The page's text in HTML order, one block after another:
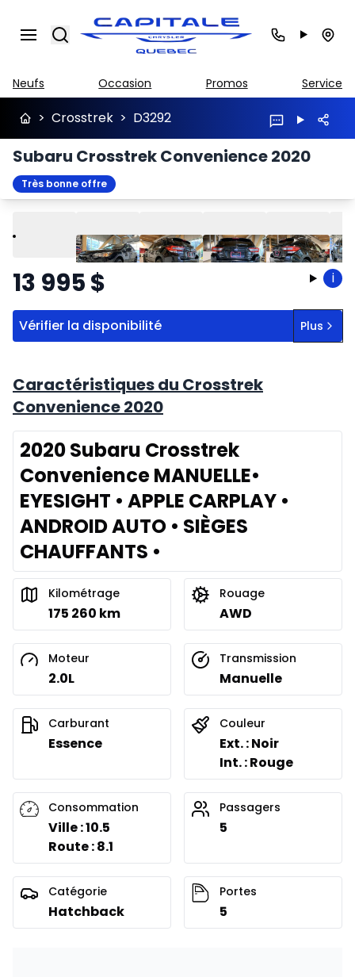
Search
Neufs Occasion Promos Service
> Crosstrek > D3292
Subaru Crosstrek Convenience 2020
Très bonne offre
Lire Précédent
Suivant
13 995$ i
Vérifier la disponibilité Plus
Caractéristiques du Crosstrek
Convenience 2020
2020 Subaru Crosstrek
Convenience MANUELLE•
EYESIGHT • APPLE CARPLAY •
ANDROID AUTO • SIÈGES
CHAUFFANTS •
Kilométrage
175 260 km
Rouage
AWD
Moteur
2.0L
Transmission
Manuelle
Carburant
Essence
Couleur
Ext. : Noir
Int. : Rouge
Consommation
Ville : 10.5
Route : 8.1
Passagers
5
Catégorie
Hatchback
Portes
5